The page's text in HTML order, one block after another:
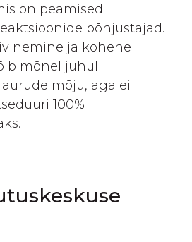
on peamised
põhjustajad.
ja kohene
mõnel juhul
mõju, aga ei
100%